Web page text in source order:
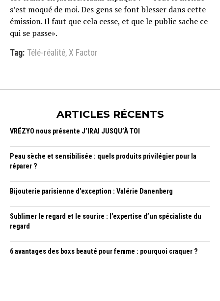
s’est moqué de moi. Des gens se font blesser dans cette
émission. Il faut que cela cesse, et que le public sache ce
qui se passe».
Tag: Télé-réalité, X Factor
ARTICLES RÉCENTS
VRÉZYO nous présente J’IRAI JUSQU’À TOI
Peau sèche et sensibilisée : quels produits privilégier pour la
réparer ?
Bijouterie parisienne d’exception : Valérie Danenberg
Sublimer le regard et le sourire : l’expertise d’un spécialiste du
regard
6 avantages des boxs beauté pour femme : pourquoi craquer ?